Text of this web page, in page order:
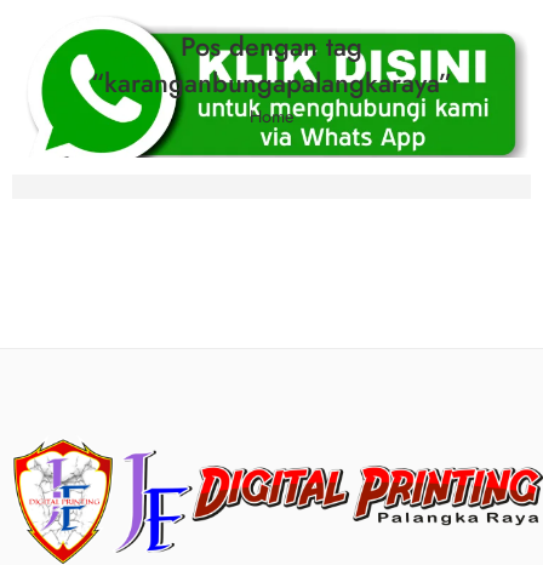
Pos dengan tag
“karanganbungapalangkaraya”
Home